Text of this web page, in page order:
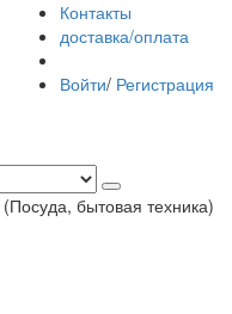
Контакты
доставка/оплата
Войти/ Регистрация
(Посуда, бытовая техника)